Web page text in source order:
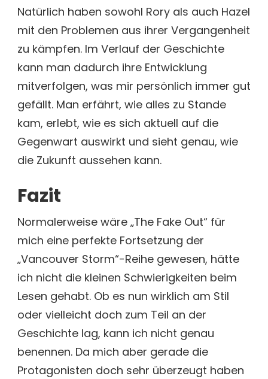
Natürlich haben sowohl Rory als auch Hazel
mit den Problemen aus ihrer Vergangenheit
zu kämpfen. Im Verlauf der Geschichte
kann man dadurch ihre Entwicklung
mitverfolgen, was mir persönlich immer gut
gefällt. Man erfährt, wie alles zu Stande
kam, erlebt, wie es sich aktuell auf die
Gegenwart auswirkt und sieht genau, wie
die Zukunft aussehen kann.
Fazit
Normalerweise wäre „The Fake Out“ für
mich eine perfekte Fortsetzung der
„Vancouver Storm“-Reihe gewesen, hätte
ich nicht die kleinen Schwierigkeiten beim
Lesen gehabt. Ob es nun wirklich am Stil
oder vielleicht doch zum Teil an der
Geschichte lag, kann ich nicht genau
benennen. Da mich aber gerade die
Protagonisten doch sehr überzeugt haben